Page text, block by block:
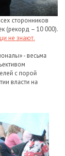
сторонников
(рекорд – 10 000).
не знают.
- весьма
с порой
власти на